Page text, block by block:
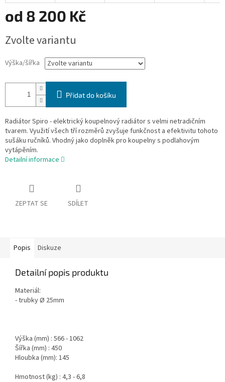
od 8 200 Kč
cena:
Zvolte variantu
Výška/šířka
Přidat do košíku
Radiátor Spiro - elektrický koupelnový radiátor s velmi netradičním
tvarem. Využití všech tří rozměrů zvyšuje funkčnost a efektivitu tohoto
sušáku ručníků. Vhodný jako doplněk pro koupelny s podlahovým
vytápěním.
Detailní informace
ZEPTAT SE SDÍLET
Popis Diskuze
Detailní popis produktu
Materiál:
-trubkyØ 25mm
Výška (mm) : 566 - 1062
Šířka (mm) : 450
Hloubka (mm): 145
Hmotnost (kg) : 4,3 - 6,8